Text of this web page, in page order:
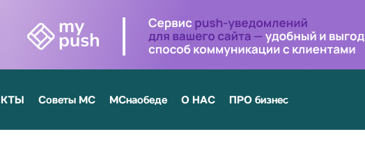
Советы МС МСнаобеде О НАС ПРО бизнес